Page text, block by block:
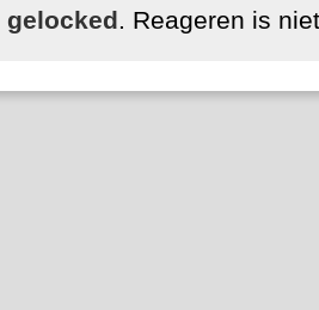
gelocked. Reageren is